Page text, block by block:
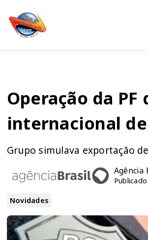
Operação da
internacional
Grupo simulava exportação
Agência
Novidades